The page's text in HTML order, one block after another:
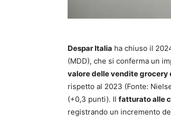
Despar Italia ha chiuso il
(MDD), che si conferma un
valore delle vendite grocery
rispetto al 2023 (Fonte:
(+0,3 punti). Il fatturato alle
registrando un incremento